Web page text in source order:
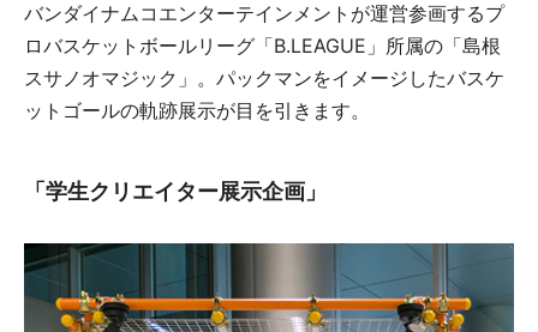
バンダイナムコエンターテインメントが運営参画するプ
ロバスケットボールリーグ「B.LEAGUE」所属の「島根
スサノオマジック」。パックマンをイメージしたバスケ
ットゴールの軌跡展示が目を引きます。
「学生クリエイター展示企画」